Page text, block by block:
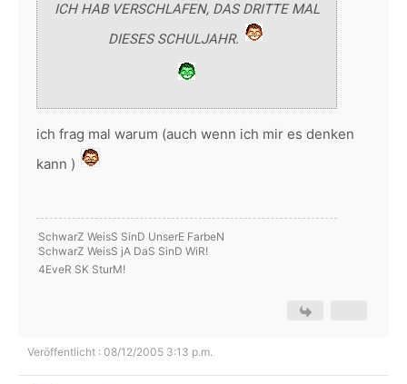
ICH HAB VERSCHLAFEN, DAS DRITTE MAL
DIESES SCHULJAHR.
ich frag mal warum (auch wenn ich mir es denken
kann )
SchwarZ WeisS SinD UnserE FarbeN
SchwarZ WeisS jA DaS SinD WiR!
4EveR SK SturM!
Veröffentlicht : 08/12/2005 3:13 p.m.